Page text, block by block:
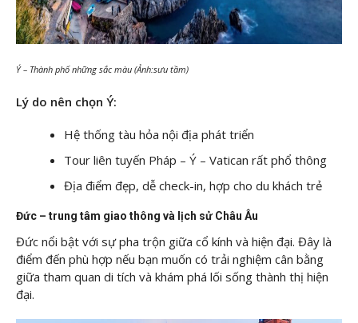
Ý – Thành phố những sắc màu (Ảnh:sưu tầm)
Lý do nên chọn Ý:
Hệ thống tàu hỏa nội địa phát triển
Tour liên tuyến Pháp – Ý – Vatican rất phổ thông
Địa điểm đẹp, dễ check-in, hợp cho du khách trẻ
Đức – trung tâm giao thông và lịch sử Châu Âu
Đức nổi bật với sự pha trộn giữa cổ kính và hiện đại. Đây là
điểm đến phù hợp nếu bạn muốn có trải nghiệm cân bằng
giữa tham quan di tích và khám phá lối sống thành thị hiện
đại.